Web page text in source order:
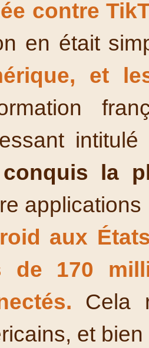
contre
en était
et
intitulé
la
aux
de 170
Cela
et